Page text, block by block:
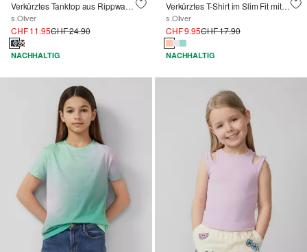
Verkürztes Tanktop aus Rippware im Slim Fit
s.Oliver
CHF 11.95CHF 24.90
NACHHALTIG
Verkürztes T-Shirt im Slim Fit mit Wellensaum
s.Oliver
CHF 9.95CHF 17.90
NACHHALTIG